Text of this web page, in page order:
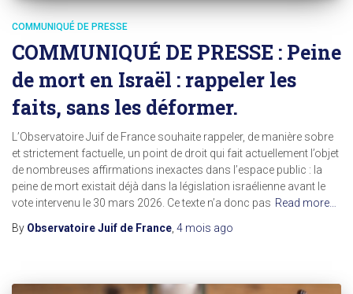
COMMUNIQUÉ DE PRESSE
COMMUNIQUÉ DE PRESSE : Peine
de mort en Israël : rappeler les
faits, sans les déformer.
L’Observatoire Juif de France souhaite rappeler, de manière sobre
et strictement factuelle, un point de droit qui fait actuellement l’objet
de nombreuses affirmations inexactes dans l’espace public : la
peine de mort existait déjà dans la législation israélienne avant le
vote intervenu le 30 mars 2026. Ce texte n’a donc pas Read more…
By Observatoire Juif de France, 4 mois ago